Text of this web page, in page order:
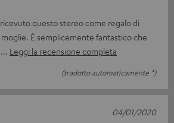
questo stereo come regalo di
moglie. È semplicemente fantastico che
Leggi la recensione completa
(tradotto automaticamente *)
04/01/2020